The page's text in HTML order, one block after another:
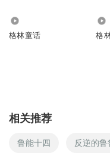
格林童话 格
相关推荐
鲁能十四 反逆的鲁